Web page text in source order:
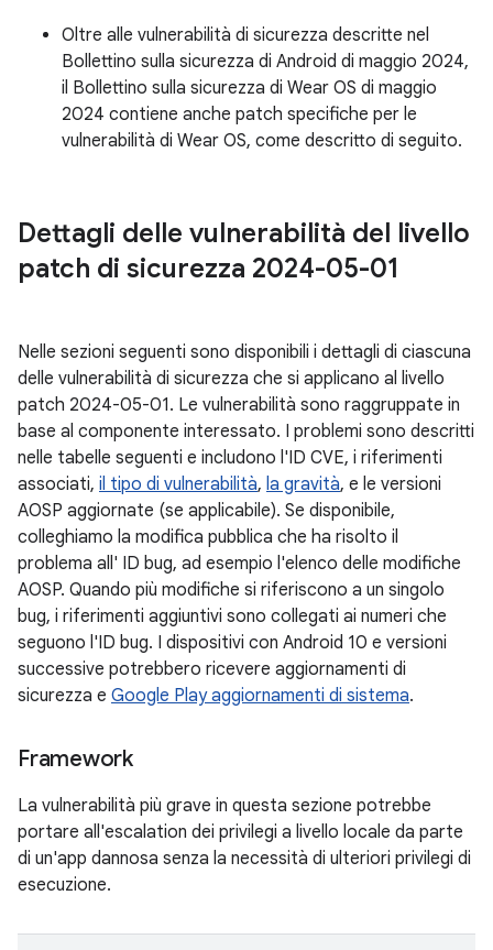
Oltre alle vulnerabilità di sicurezza descritte nel
Bollettino sulla sicurezza di Android di maggio 2024,
il Bollettino sulla sicurezza di Wear OS di maggio
2024 contiene anche patch specifiche per le
vulnerabilità di Wear OS, come descritto di seguito.
Dettagli delle vulnerabilità del livello
patch di sicurezza 2024-05-01
Nelle sezioni seguenti sono disponibili i dettagli di ciascuna
delle vulnerabilità di sicurezza che si applicano al livello
patch 2024-05-01. Le vulnerabilità sono raggruppate in
base al componente interessato. I problemi sono descritti
nelle tabelle seguenti e includono l'ID CVE, i riferimenti
associati, il tipo di vulnerabilità, la gravità, e le versioni
AOSP aggiornate (se applicabile). Se disponibile,
colleghiamo la modifica pubblica che ha risolto il
problema all' ID bug, ad esempio l'elenco delle modifiche
AOSP. Quando più modifiche si riferiscono a un singolo
bug, i riferimenti aggiuntivi sono collegati ai numeri che
seguono l'ID bug. I dispositivi con Android 10 e versioni
successive potrebbero ricevere aggiornamenti di
sicurezza e Google Play aggiornamenti di sistema.
Framework
La vulnerabilità più grave in questa sezione potrebbe
portare all'escalation dei privilegi a livello locale da parte
di un'app dannosa senza la necessità di ulteriori privilegi di
esecuzione.